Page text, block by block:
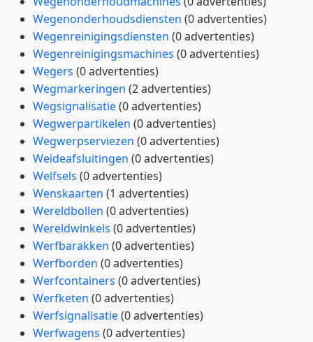
Wegenonderhoudsdiensten (0 advertenties)
Wegenreinigingsdiensten (0 advertenties)
Wegenreinigingsmachines (0 advertenties)
Wegers (0 advertenties)
Wegmarkeringen (2 advertenties)
Wegsignalisatie(0 advertenties)
Wegwerpartikelen (0 advertenties)
Wegwerpserviezen (0 advertenties)
Weideafsluitingen (0 advertenties)
Welfsels (0 advertenties)
Wenskaarten (1 advertenties)
Wereldbollen (0 advertenties)
Wereldwinkels (0 advertenties)
Werfbarakken (0 advertenties)
Werfborden (0 advertenties)
Werfcontainers (0 advertenties)
Werfketen (0 advertenties)
Werfsignalisatie(0 advertenties)
Werfwagens (0 advertenties)